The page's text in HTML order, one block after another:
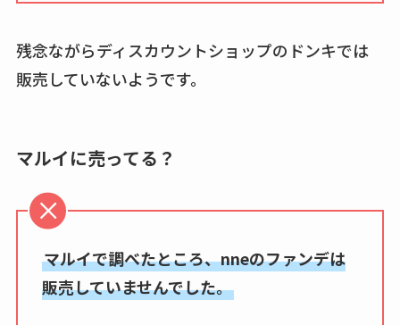
残念ながらディスカウントショップのドンキでは
販売していないようです。
マルイに売ってる？
マルイで調べたところ、nneのファンデは
販売していませんでした。